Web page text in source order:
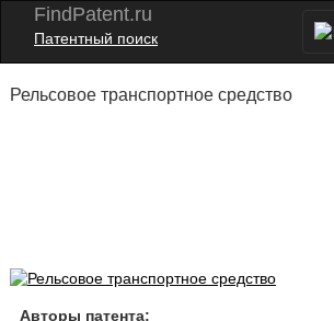
FindPatent.ru
Патентный поиск
Рельсовое транспортное средство
Авторы патента: